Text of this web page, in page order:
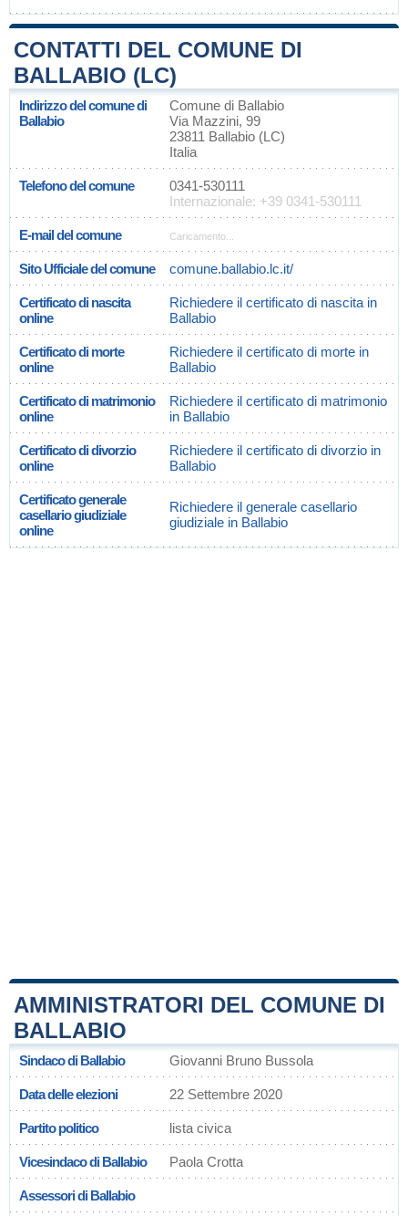
CONTATTI DEL COMUNE DI
BALLABIO (LC)
Indirizzo del comune di
Ballabio
Comune di Ballabio
Via Mazzini, 99
23811 Ballabio (LC)
Italia
Telefono del comune
0341-530111
Internazionale: +39 0341-530111
E-mail del comune Caricamento...
Sito Ufficiale del comune comune.ballabio.lc.it/
Certificato di nascita
online
Richiedere il certificato di nascita in
Ballabio
Certificato di morte
online
Richiedere il certificato di morte in
Ballabio
Certificato di matrimonio
online
Richiedere il certificato di matrimonio
in Ballabio
Certificato di divorzio
online
Richiedere il certificato di divorzio in
Ballabio
Certificato generale
casellario giudiziale
online
Richiedere il generale casellario
giudiziale in Ballabio
AMMINISTRATORI DEL COMUNE DI
BALLABIO
Sindaco di Ballabio Giovanni Bruno Bussola
Data delle elezioni 22 Settembre 2020
Partito politico lista civica
Vicesindaco di Ballabio Paola Crotta
Assessori di Ballabio